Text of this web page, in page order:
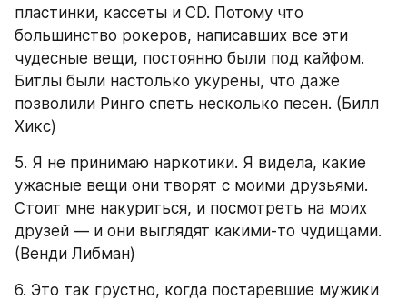
пластинки, кассеты и CD. Потому что
большинство рокеров, написавших все эти
чудесные вещи, постоянно были под кайфом.
Битлы были настолько укурены, что даже
позволили Ринго спеть несколько песен. (Билл
Хикс)
5. Я не принимаю наркотики. Я видела, какие
ужасные вещи они творят с моими друзьями.
Стоит мне накуриться, и посмотреть на моих
друзей — и они выглядят какими-то чудищами.
(Венди Либман)
6. Это так грустно, когда постаревшие мужики